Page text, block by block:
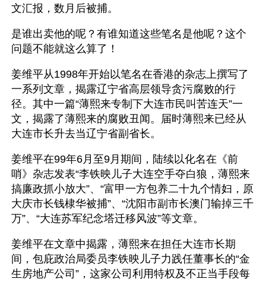
文汇报，数月后被捕。
是谁出卖他的呢？有谁知道这些笔名是他呢？这个
问题不能就这么算了！
姜维平从1998年开始以笔名在香港的杂志上撰写了
一系列文章，揭露辽宁省高层领导贪污腐败的行
径。其中一篇“薄熙来专制下大连市民叫苦连天”一
文，揭露了薄熙来的腐败丑闻。届时薄熙来已经从
大连市长升去当辽宁省副省长。
姜维平在99年6月至9月期间，陆续以化名在《前
哨》杂志发表“李铁映儿子大连空手夺白狼，薄熙来
搞廉政抓小放大”、“富甲一方包养二十九个情妇，原
大庆市长钱棣华被捕”、“沈阳市副市长澳门输掉三千
万”、“大连苏军纪念塔迁移风波”等文章。
姜维平在文章中揭露，薄熙来在担任大连市长期
间，包庇政治局委员李铁映儿子力践任董事长的“金
生房地产公司”，这家公司利用特权及不正当手段每